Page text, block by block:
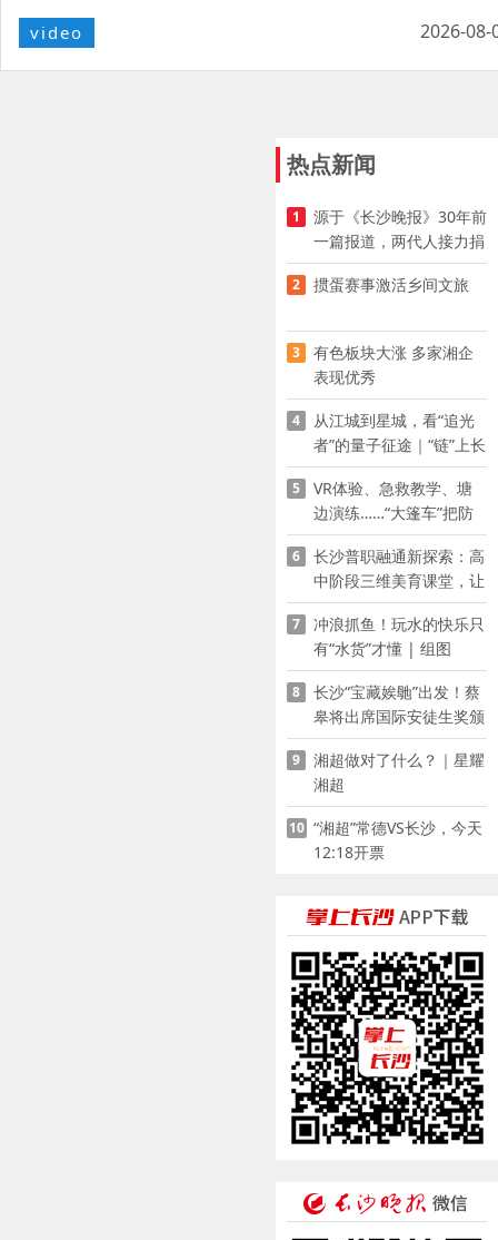
video 2026-08-
热点新闻
1
源于《长沙晚报》30年前
一篇报道，两代人接力捐
资助学
2 掼蛋赛事激活乡间文旅
3
有色板块大涨 多家湘企
表现优秀
4
从江城到星城，看“追光
者”的量子征途｜“链”上长
沙 “才”够硬核
5
VR体验、急救教学、塘
边演练……“大篷车”把防
溺水课堂搬到乡村青少年
家门口
6
长沙普职融通新探索：高
中阶段三维美育课堂，让
少年向美而生
7
冲浪抓鱼！玩水的快乐只
有“水货”才懂 | 组图
8
长沙“宝藏娭毑”出发！蔡
皋将出席国际安徒生奖颁
奖典礼并领奖
9
湘超做对了什么？｜星耀
湘超
10 “湘超”常德VS长沙，今天
12:18开票